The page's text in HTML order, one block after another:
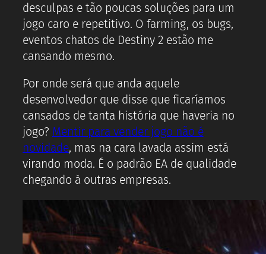
desculpas e tão poucas soluções para um
jogo caro e repetitivo. O farming, os bugs,
eventos chatos de Destiny 2 estão me
cansando mesmo.
Por onde será que anda aquele
desenvolvedor que disse que ficaríamos
cansados de tanta história que haveria no
jogo? Mentir para vender jogo não é
novidade, mas na cara lavada assim está
virando moda. É o padrão EA de qualidade
chegando à outras empresas.